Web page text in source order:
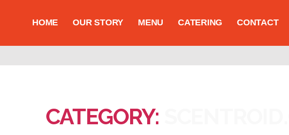
HOME OUR STORY MENU CATERING CONTACT
CATEGORY: